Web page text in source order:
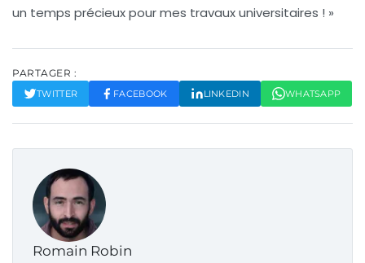
un temps précieux pour mes travaux universitaires ! »
PARTAGER :
TWITTER FACEBOOK LINKEDIN WHATSAPP
Romain Robin